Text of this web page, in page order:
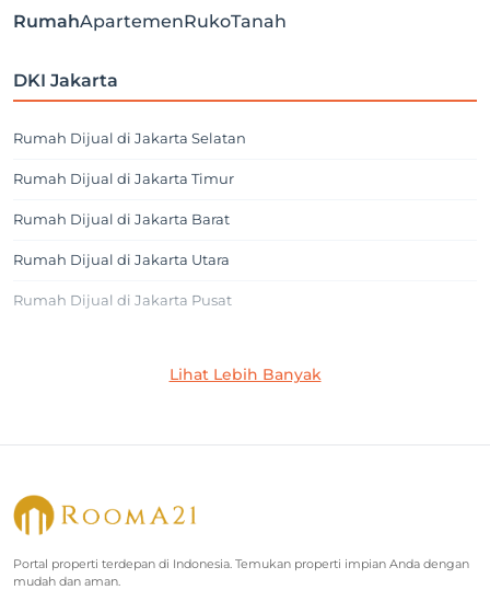
RumahApartemenRukoTanah
DKI Jakarta
Rumah Dijual di Jakarta Selatan
Rumah Dijual di Jakarta Timur
Rumah Dijual di Jakarta Barat
Rumah Dijual di Jakarta Utara
Rumah Dijual di Jakarta Pusat
Rumah Dijual di Jagakarsa
Rumah Dijual di Kebayoran Baru
Rumah Dijual di Cinere
Lihat Lebih Banyak
Portal properti terdepan di Indonesia. Temukan properti impian Anda dengan
mudah dan aman.